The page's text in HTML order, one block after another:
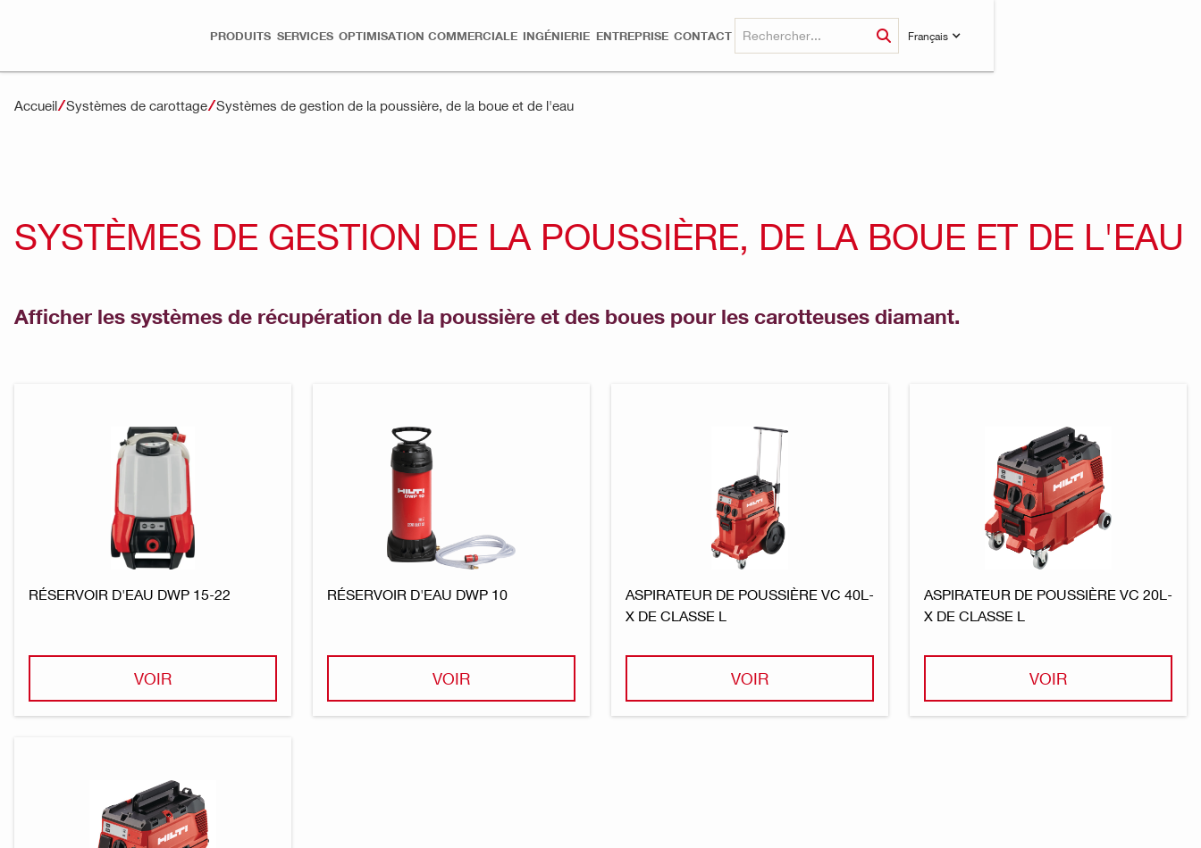
PRODUITS SERVICES OPTIMISATION COMMERCIALE INGÉNIERIE ENTREPRISE CONTACT Français
Accueil Systèmes de carottage Systèmes de gestion de la poussière, de la boue et de l'eau
SYSTÈMES DE GESTION DE LA POUSSIÈRE, DE LA BOUE ET DE L'EAU
Afficher les systèmes de récupération de la poussière et des boues pour les carotteuses diamant.
RÉSERVOIR D'EAU DWP 15-22
VOIR
RÉSERVOIR D'EAU DWP 10
VOIR
ASPIRATEUR DE POUSSIÈRE VC 40L-
X DE CLASSE L
VOIR
ASPIRATEUR DE POUSSIÈRE VC 20L-
X DE CLASSE L
VOIR